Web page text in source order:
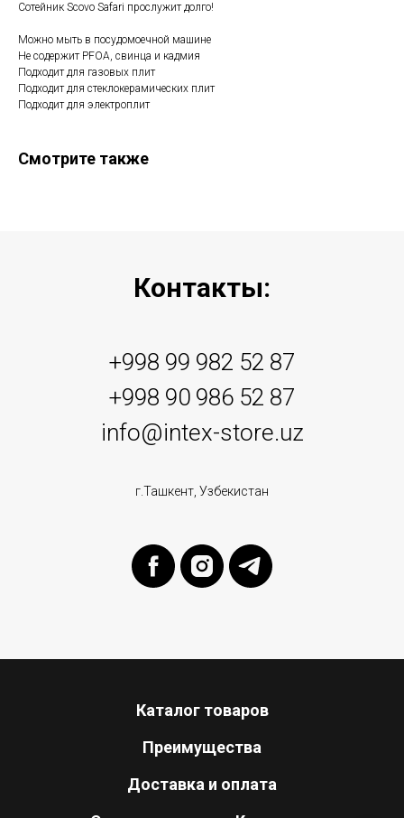
Сотейник Scovo Safari прослужит долго!
Можно мыть в посудомоечной машине
Не содержит PFOA, свинца и кадмия
Подходит для газовых плит
Подходит для стеклокерамических плит
Подходит для электроплит
Смотрите также
Контакты:
+998 99 982 52 87
+998 90 986 52 87
info@intex-store.uz
г.Ташкент, Узбекистан
Каталог товаров
Преимущества
Доставка и оплата